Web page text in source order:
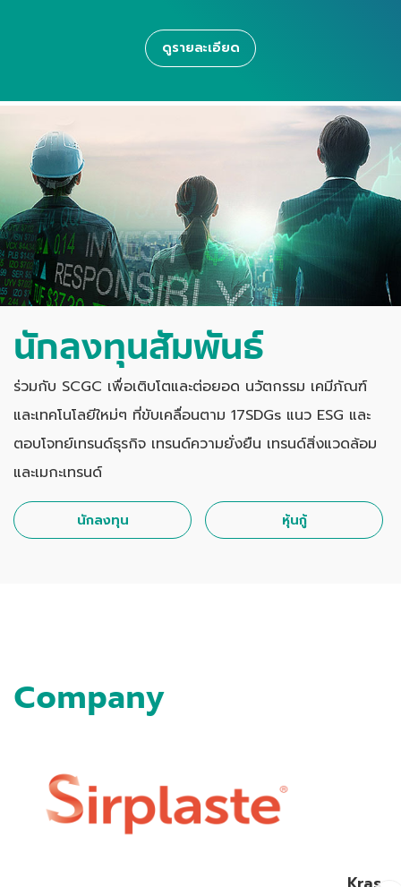
ดูรายละเอียด
นักลงทุนสัมพันธ์
ร่วมกับ SCGC เพื่อเติบโตและต่อยอด นวัตกรรม เคมีภัณฑ์
และเทคโนโลยีใหม่ๆ ที่ขับเคลื่อนตาม 17SDGs แนว ESG และ
ตอบโจทย์เทรนด์ธุรกิจ เทรนด์ความยั่งยืน เทรนด์สิ่งแวดล้อม
และเมกะเทรนด์
นักลงทุน หุ้นกู้
Company